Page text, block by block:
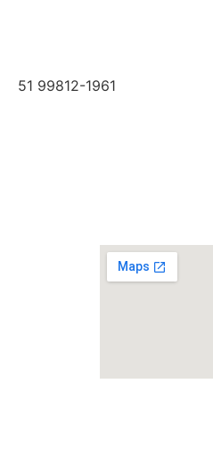
51 99812-1961